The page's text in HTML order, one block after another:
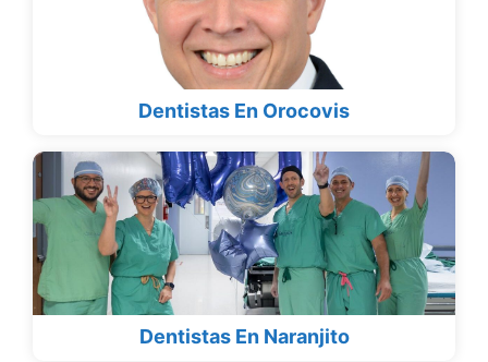
Dentistas En Orocovis
Dentistas En Naranjito